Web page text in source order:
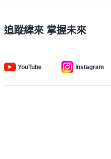
追蹤緯來 掌握未來
YouTube Instagram